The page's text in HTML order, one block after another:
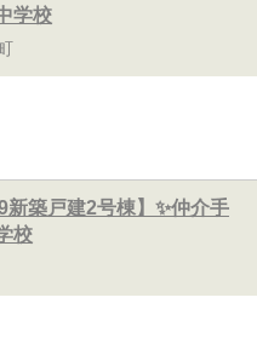
学校
新築戸建2号棟】✨️仲介手
校